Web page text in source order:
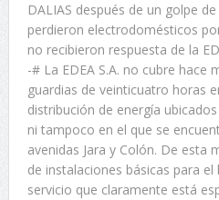
DALIAS después de un golpe
perdieron electrodomésticos
no recibieron respuesta de la
-# La EDEA S.A. no cubre hace
guardias de veinticuatro horas
distribución de energía
ni tampoco en el que se
avenidas Jara y Colón. De esta
de instalaciones básicas para
servicio que claramente está